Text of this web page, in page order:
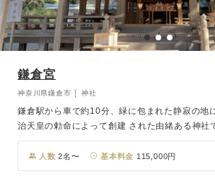
鎌倉宮
神奈川県鎌倉市 │ 神社
鎌倉駅から車で約10分、緑に包まれた静寂の地
治天皇の勅命によって創建 された由緒ある神社
いじん） ・大塔宮護良親王は、後醍醐天皇の皇
幕に尽力された勇敢な人物。その高潔な志を偲
皇自ら「鎌倉宮」と 名づけられました。紅白二
人数 2名〜 基本料金 115,000円